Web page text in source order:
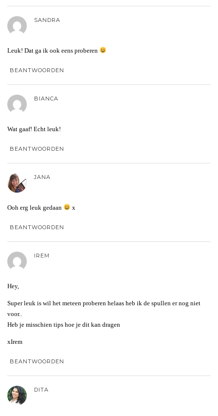
SANDRA
Leuk! Dat ga ik ook eens proberen
BEANTWOORDEN
BIANCA
Wat gaaf! Echt leuk!
BEANTWOORDEN
JANA
Ooh erg leuk gedaan x
BEANTWOORDEN
IREM
Hey,
Super leuk is wil het meteen proberen helaas heb ik de spullen er nog niet
voor..
Heb je misschien tips hoe je dit kan dragen
xIrem
BEANTWOORDEN
DITA